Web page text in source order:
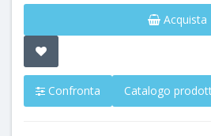
Acquista
Confronta Catalogo